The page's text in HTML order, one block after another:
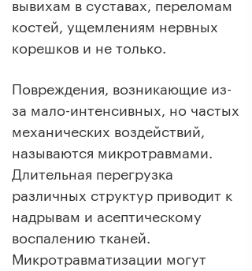
вывихам в суставах, переломам
костей, ущемлениям нервных
корешков и не только.
Повреждения, возникающие из-
за мало-интенсивных, но частых
механических воздействий,
называются микротравмами.
Длительная перегрузка
различных структур приводит к
надрывам и асептическому
воспалению тканей.
Микротравматизации могут